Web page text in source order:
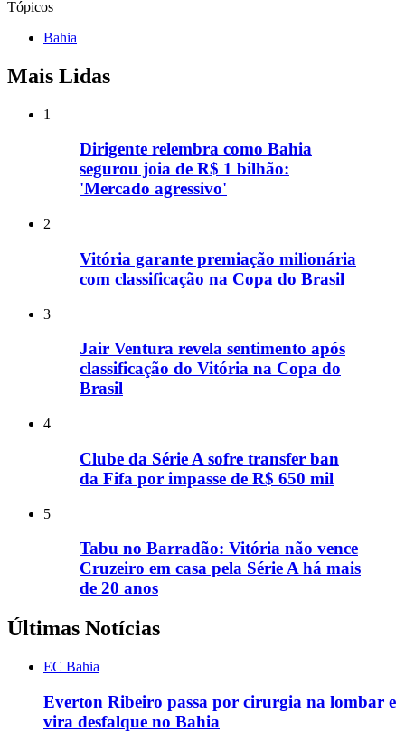
Tópicos
Bahia
Mais Lidas
1
Dirigente relembra como Bahia
segurou joia de R$ 1 bilhão:
'Mercado agressivo'
2
Vitória garante premiação milionária
com classificação na Copa do Brasil
3
Jair Ventura revela sentimento após
classificação do Vitória na Copa do
Brasil
4
Clube da Série A sofre transfer ban
da Fifa por impasse de R$ 650 mil
5
Tabu no Barradão: Vitória não vence
Cruzeiro em casa pela Série A há mais
de 20 anos
Últimas Notícias
EC Bahia
Everton Ribeiro passa por cirurgia na lombar e
vira desfalque no Bahia